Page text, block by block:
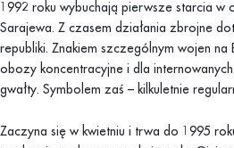
1992 roku wybuchają pierwsze starcia w
Sarajewa. Z czasem działania zbrojne
republiki. Znakiem szczególnym wojen na
obozy koncentracyjne i dla
gwałty. Symbolem zaś – kilkuletnie
Zaczyna się w kwietniu i trwa do 1995